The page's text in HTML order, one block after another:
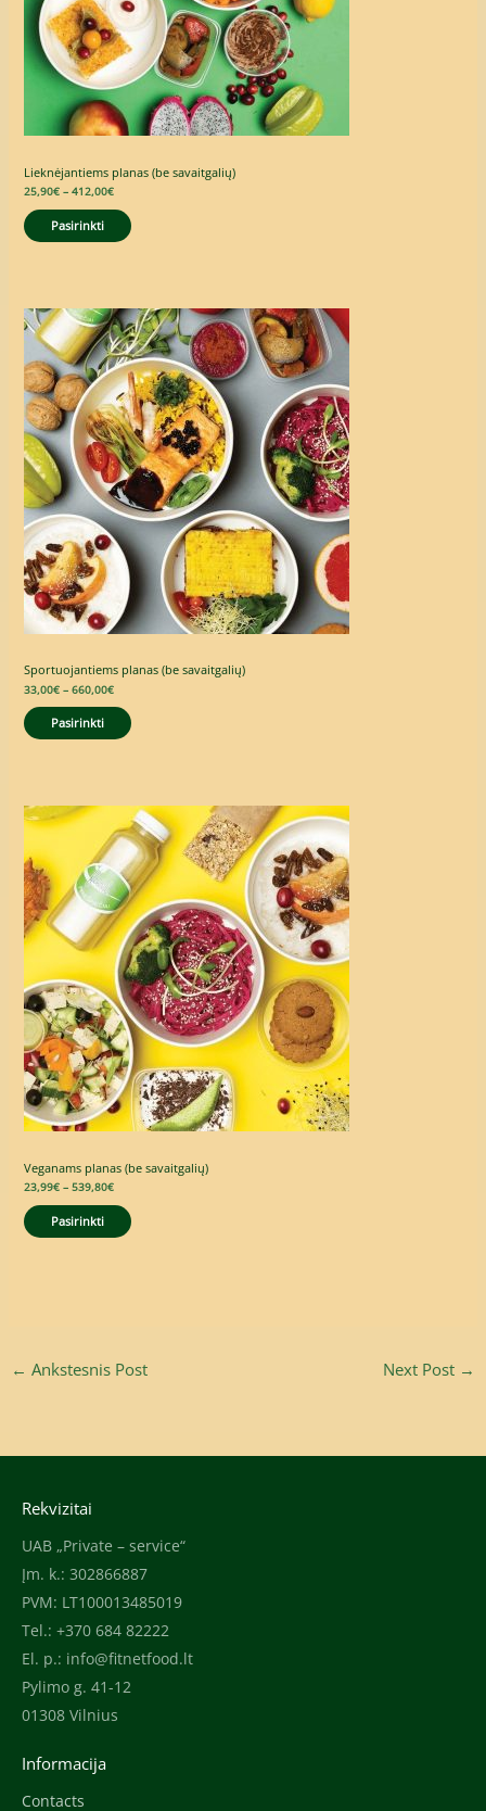
Lieknėjantiems planas (be savaitgalių)
25,90€ – 412,00€
Pasirinkti
Sportuojantiems planas (be savaitgalių)
33,00€ – 660,00€
Price
range:
33,00€
through
660,00€
Pasirinkti
Veganams planas (be savaitgalių)
23,99€ – 539,80€
Price
range:
23,99€
through
539,80€
Pasirinkti
← Ankstesnis Post Next Post →
Rekvizitai
UAB „Private – service“
Įm. k.: 302866887
PVM: LT100013485019
Tel.: +370 684 82222
El. p.: info@fitnetfood.lt
Pylimo g. 41-12
01308 Vilnius
Informacija
Contacts